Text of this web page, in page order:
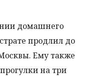
домашнего
продлил до
Ему также
на три